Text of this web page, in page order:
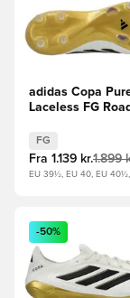
adidas Copa
Laceless FG
FG
Fra 1.139 kr.1.899
EU 39½, EU 40, EU
Åbner en
-50%